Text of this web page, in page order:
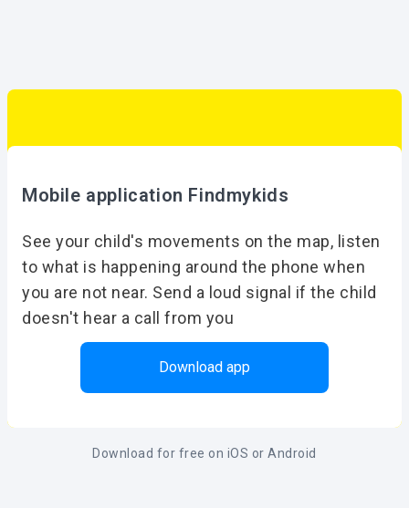
Download for free on iOS or Android
Mobile application Findmykids
See your child's movements on the map, listen
to what is happening around the phone when
you are not near. Send a loud signal if the child
doesn't hear a call from you
Download app